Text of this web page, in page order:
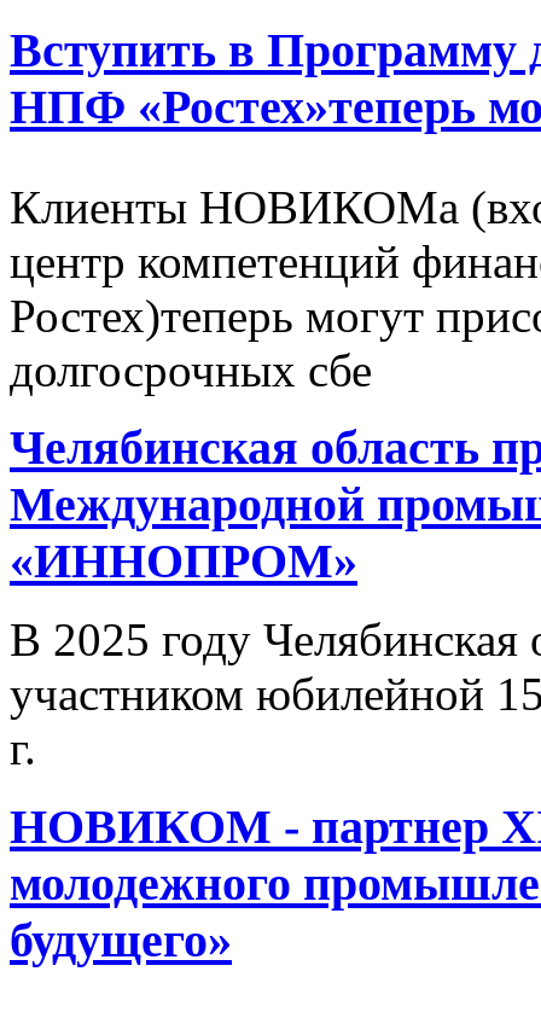
Вступить в Программу
НПФ «Ростех»теперь
Клиенты НОВИКОМа
центр компетенций
Ростех)теперь могут
долгосрочных сбе
Челябинская область
Международной
«ИННОПРОМ»
В 2025 году Челябинская
участником юбилейной
г.
НОВИКОМ - партнер
молодежного
будущего»